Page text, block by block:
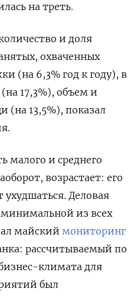
на треть.
и доля
охваченных
(на 6,3% год к году), в
17,3%), объем и
(на 13,5%), показал
малого и среднего
возрастает: его
Деловая
из всех
майский мониторинг
рассчитываемый по
климата для
был